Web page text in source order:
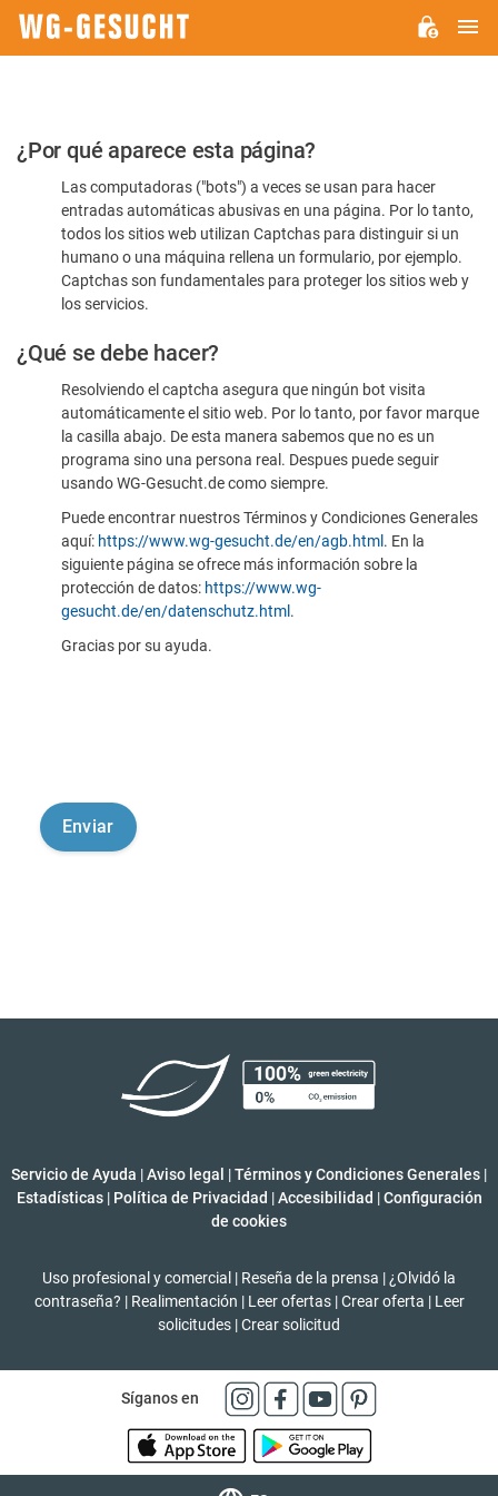
Por
favor,
confirme
humano
¿Por qué aparece esta página?
Las computadoras ("bots") a veces se usan para hacer
entradas automáticas abusivas en una página. Por lo tanto,
todos los sitios web utilizan Captchas para distinguir si un
humano o una máquina rellena un formulario, por ejemplo.
Captchas son fundamentales para proteger los sitios web y
los servicios.
¿Qué se debe hacer?
Resolviendo el captcha asegura que ningún bot visita
automáticamente el sitio web. Por lo tanto, por favor marque
la casilla abajo. De esta manera sabemos que no es un
programa sino una persona real. Despues puede seguir
usando WG-Gesucht.de como siempre.
Puede encontrar nuestros Términos y Condiciones Generales
aquí: https://www.wg-gesucht.de/en/agb.html . En la
siguiente página se ofrece más información sobre la
protección de datos: https://www.wg-
gesucht.de/en/datenschutz.html .
Gracias por su ayuda.
Servicio de Ayuda |Aviso legal |Términos y Condiciones Generales |
Estadísticas | Política de Privacidad | Accesibilidad | Configuración
de cookies
Uso profesional y comercial | Reseña de la prensa | ¿Olvidó la
contraseña? | Realimentación | Leer ofertas | Crear oferta | Leer
solicitudes |Crear solicitud
Síganos en